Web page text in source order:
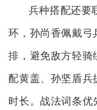
兵种搭配还要
环，孙尚香佩戴弓
排，避免敌方轻骑
配黄盖、孙坚盾兵
时长。战法词条优